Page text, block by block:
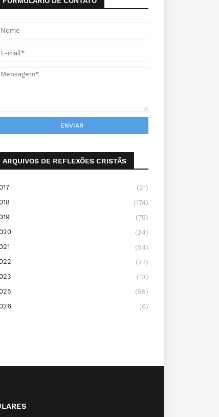
ARQUIVOS DE REFLEXÕES CRISTÃS
(21)
(174)
(75)
(24)
(54)
(27)
(13)
(55)
(6)